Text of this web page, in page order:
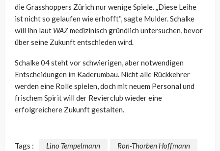
die Grasshoppers Zürich nur wenige Spiele. „Diese Leihe
ist nicht so gelaufen wie erhofft“, sagte Mulder. Schalke
will ihn laut WAZmedizinisch gründlich untersuchen, bevor
über seine Zukunft entschieden wird.
Schalke 04 steht vor schwierigen, aber notwendigen
Entscheidungen im Kaderumbau. Nicht alle Rückkehrer
werden eine Rolle spielen, doch mit neuem Personal und
frischem Spirit will der Revierclub wieder eine
erfolgreichere Zukunft gestalten.
Tags : Lino Tempelmann Ron-Thorben Hoffmann